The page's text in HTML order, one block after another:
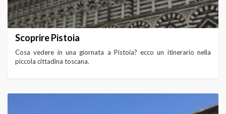
Scoprire Pistoia
Cosa vedere in una giornata a Pistoia? ecco un itinerario nella
piccola cittadina toscana.